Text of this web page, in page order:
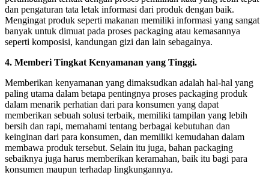
dan pengaturan tata letak informasi dari produk dengan baik.
Mengingat produk seperti makanan memiliki informasi yang sangat
banyak untuk dimuat pada proses packaging atau kemasannya
seperti komposisi, kandungan gizi dan lain sebagainya.
4. Memberi Tingkat Kenyamanan yang Tinggi.
Memberikan kenyamanan yang dimaksudkan adalah hal-hal yang
paling utama dalam betapa pentingnya proses packaging produk
dalam menarik perhatian dari para konsumen yang dapat
memberikan sebuah solusi terbaik, memiliki tampilan yang lebih
bersih dan rapi, memahami tentang berbagai kebutuhan dan
keinginan dari para konsumen, dan memiliki kemudahan dalam
membawa produk tersebut. Selain itu juga, bahan packaging
sebaiknya juga harus memberikan keramahan, baik itu bagi para
konsumen maupun terhadap lingkungannya.